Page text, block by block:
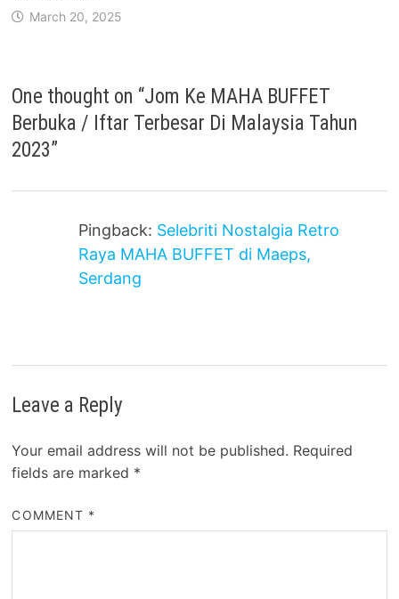
March 20, 2025
One thought on “Jom Ke MAHA BUFFET
Berbuka / Iftar Terbesar Di Malaysia Tahun
2023”
Pingback: Selebriti Nostalgia Retro
Raya MAHA BUFFET di Maeps,
Serdang
Leave a Reply
Your email address will not be published. Required
fields are marked *
COMMENT *